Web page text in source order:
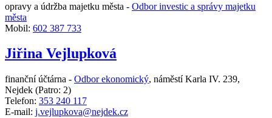
opravy a údržba majetku města - Odbor investic a správy majetku
města
Mobil: 602 387 733
Jiřina Vejlupková
finanční účtárna - Odbor ekonomický, náměstí Karla IV. 239,
Nejdek (Patro: 2)
Telefon: 353 240 117
E-mail: j.vejlupkova@nejdek.cz